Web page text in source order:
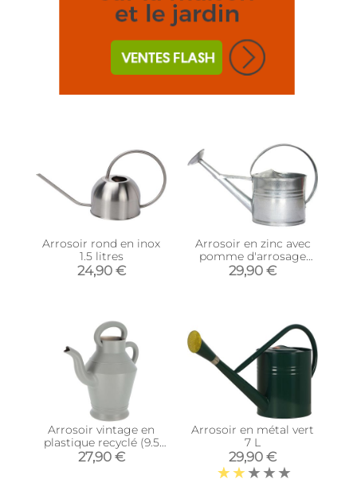
Arrosoir rond en inox
1.5 litres
24,90 €
Arrosoir en zinc avec
pomme d'arrosage
amovible 8 litres
29,90 €
Arrosoir vintage en
plastique recyclé (9.5
litres)
27,90 €
Arrosoir en métal vert
7 L
29,90 €